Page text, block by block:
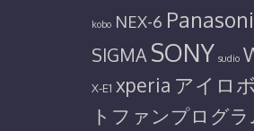
kobo NEX-6
SIGMA SONY sudio
X-E1 xperia アイロ
トファンプログラ